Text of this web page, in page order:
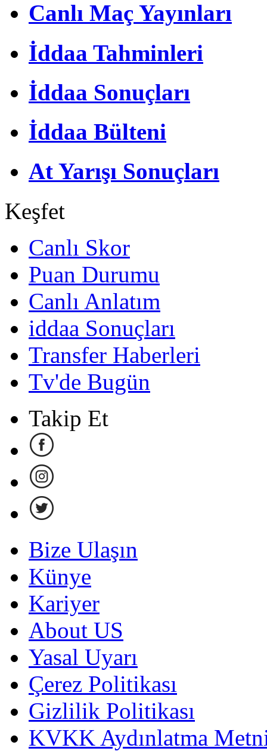
Canlı Maç Yayınları
İddaa Tahminleri
İddaa Sonuçları
İddaa Bülteni
At Yarışı Sonuçları
Keşfet
Canlı Skor
Puan Durumu
Canlı Anlatım
iddaa Sonuçları
Transfer Haberleri
Tv'de Bugün
Takip Et
Bize Ulaşın
Künye
Kariyer
About US
Yasal Uyarı
Çerez Politikası
Gizlilik Politikası
KVKK Aydınlatma